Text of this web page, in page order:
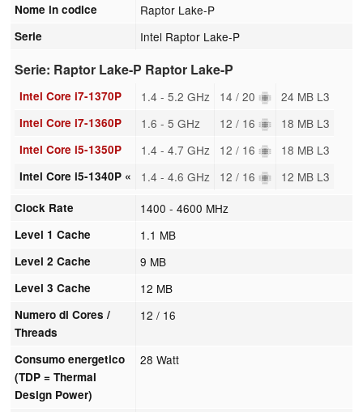
Nome in codice Raptor Lake-P
Serie Intel Raptor Lake-P
Serie: Raptor Lake-P Raptor Lake-P
Intel Core i7-1370P 1.4 - 5.2 GHz 14 / 20 24 MB L3
Intel Core i7-1360P 1.6 - 5 GHz 12 / 16 18 MB L3
Intel Core i5-1350P 1.4 - 4.7 GHz 12 / 16 18 MB L3
Intel Core i5-1340P « 1.4 - 4.6 GHz 12 / 16 12 MB L3
Clock Rate 1400 - 4600 MHz
Level 1 Cache 1.1 MB
Level 2 Cache 9 MB
Level 3 Cache 12 MB
Numero di Cores /
Threads
12 / 16
Consumo energetico
(TDP = Thermal
Design Power)
28 Watt